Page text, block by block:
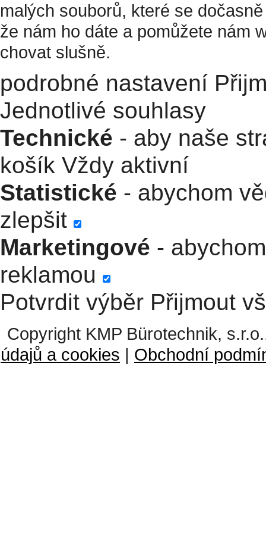
malých souborů, které se
že nám ho dáte a pomůžete nám
chovat slušně.
podrobné nastavení
Jednotlivé souhlasy
Technické - aby naše
košík Vždy aktivní
Statistické - abychom
zlepšit
Marketingové -
reklamou
Potvrdit výběr Přijmout
Copyright KMP Bürotechnik,
údajů a cookies | Obchodní